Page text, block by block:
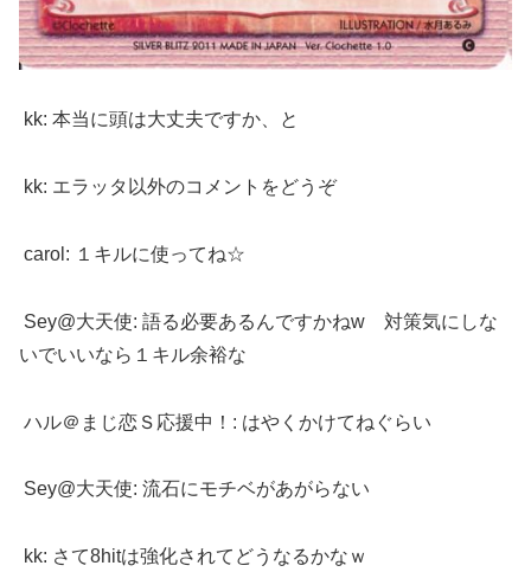
kk: 本当に頭は大丈夫ですか、と
kk: エラッタ以外のコメントをどうぞ
carol: １キルに使ってね☆
Sey@大天使: 語る必要あるんですかねw 対策気にしな
いでいいなら１キル余裕な
ハル＠まじ恋Ｓ応援中！: はやくかけてねぐらい
Sey@大天使: 流石にモチベがあがらない
kk: さて8hitは強化されてどうなるかなｗ